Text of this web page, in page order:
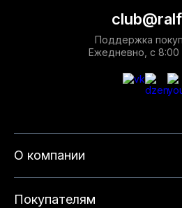
О компании
Покупателям
Поддержка
Ежедневно, с 8:00